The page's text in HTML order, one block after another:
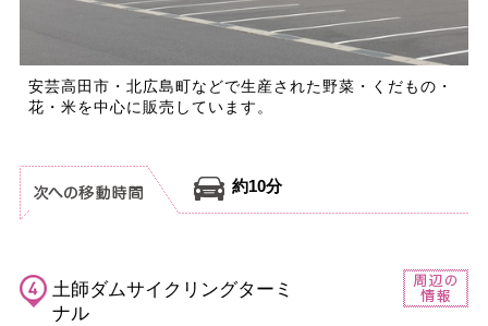
安芸高田市・北広島町などで生産された野菜・くだもの・
花・米を中心に販売しています。
約10分
土師ダムサイクリングターミ
ナル